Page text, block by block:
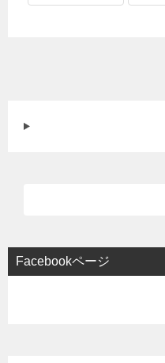
Facebookページ